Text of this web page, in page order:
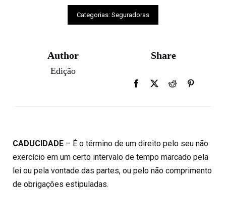
Categorias: Seguradoras
Author
Edição
Share
CADUCIDADE – É o término de um direito pelo seu não
exercício em um certo intervalo de tempo marcado pela
lei ou pela vontade das partes, ou pelo não comprimento
de obrigações estipuladas.